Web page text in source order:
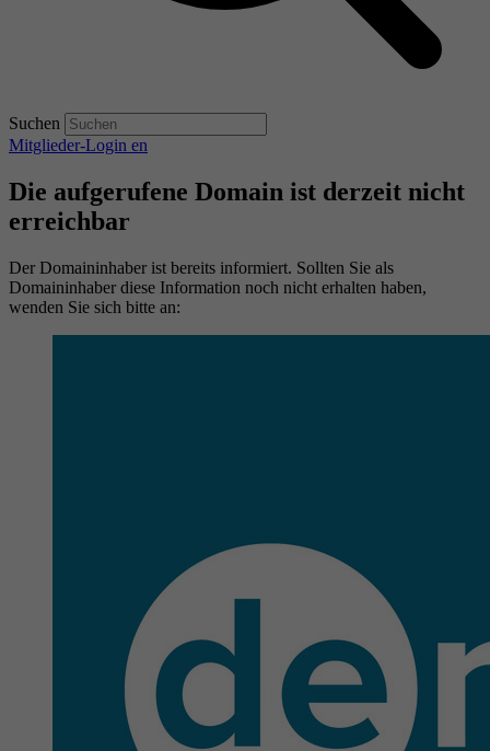
Suchen
Mitglieder-Login en
Die aufgerufene Domain ist derzeit nicht
erreichbar
Der Domaininhaber ist bereits informiert. Sollten Sie als
Domaininhaber diese Information noch nicht erhalten haben,
wenden Sie sich bitte an: